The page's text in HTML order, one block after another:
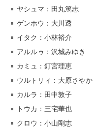
ヤシュマ：田丸篤志
ゲンホウ：大川透
イタク：小林裕介
アルルゥ：沢城みゆき
カミュ：釘宮理恵
ウルトリィ：大原さやか
カルラ：田中敦子
トウカ：三宅華也
クロウ：小山剛志